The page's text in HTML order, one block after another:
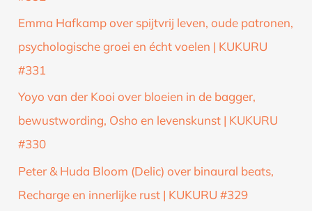
Emma Hafkamp over spijtvrij leven, oude patronen,
psychologische groei en écht voelen | KUKURU
#331
Yoyo van der Kooi over bloeien in de bagger,
bewustwording, Osho en levenskunst | KUKURU
#330
Peter & Huda Bloom (Delic) over binaural beats,
Recharge en innerlijke rust | KUKURU #329